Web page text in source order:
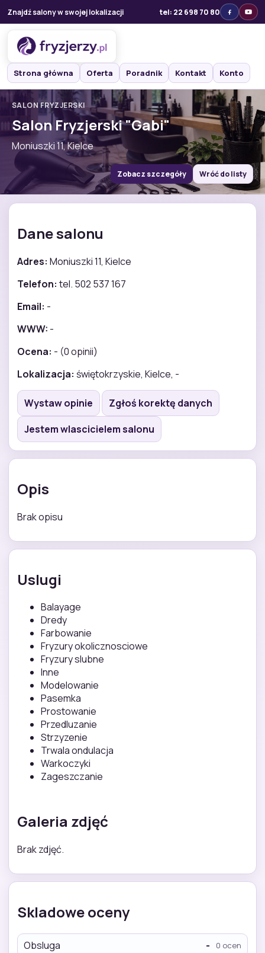
Znajdź salony w swojej lokalizacji tel: 22 698 70 80
Strona główna Oferta Poradnik Kontakt Konto
SALON FRYZJERSKI
Salon Fryzjerski "Gabi"
Moniuszki 11, Kielce
Zobacz szczegóły Wróć do listy
Dane salonu
Adres: Moniuszki 11, Kielce
Telefon: tel. 502 537 167
Email: -
WWW: -
Ocena: - (0 opinii)
Lokalizacja: świętokrzyskie, Kielce, -
Wystaw opinie
Zgłoś korektę danych
Jestem wlascicielem salonu
Opis
Brak opisu
Uslugi
Balayage
Dredy
Farbowanie
Fryzury okolicznosciowe
Fryzury slubne
Inne
Modelowanie
Pasemka
Prostowanie
Przedluzanie
Strzyzenie
Trwala ondulacja
Warkoczyki
Zageszczanie
Galeria zdjęć
Brak zdjęć.
Skladowe oceny
Obsluga - 0 ocen